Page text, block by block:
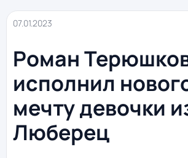
07.01.2023
Роман
исполнил
мечту девочки
Люберец